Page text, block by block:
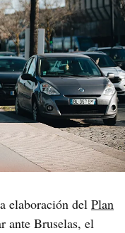
elaboración del Plan
ante Bruselas, el